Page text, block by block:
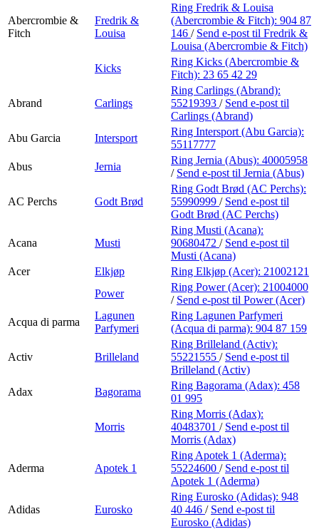
Abercrombie &
Fitch
Fredrik &
Louisa
Ring Fredrik & Louisa
(Abercrombie & Fitch): 904 87
146 / Send e-post til Fredrik &
Louisa (Abercrombie & Fitch)
Kicks
Ring Kicks (Abercrombie &
Fitch): 23 65 42 29
Abrand Carlings
Ring Carlings (Abrand):
55219393 / Send e-post til
Carlings (Abrand)
Abu Garcia
Intersport
Ring Intersport (Abu Garcia):
55117777
Abus
Jernia
Ring Jernia (Abus): 40005958
/ Send e-post til Jernia (Abus)
AC Perchs Godt Brød
Ring Godt Brød (AC Perchs):
55990999 / Send e-post til
Godt Brød (AC Perchs)
Acana Musti
Ring Musti (Acana):
90680472 / Send e-post til
Musti (Acana)
Acer
Elkjøp Ring Elkjøp (Acer): 21002121
Power
Ring Power (Acer): 21004000
/ Send e-post til Power (Acer)
Acqua di parma
Lagunen
Parfymeri
Ring Lagunen Parfymeri
(Acqua di parma): 904 87 159
Activ Brilleland
Ring Brilleland (Activ):
55221555 / Send e-post til
Brilleland (Activ)
Adax
Bagorama
Ring Bagorama (Adax): 458
01 995
Morris
Ring Morris (Adax):
40483701 / Send e-post til
Morris (Adax)
Aderma Apotek 1
Ring Apotek 1 (Aderma):
55224600 / Send e-post til
Apotek 1 (Aderma)
Adidas Eurosko
Ring Eurosko (Adidas): 948
40 446 / Send e-post til
Eurosko (Adidas)